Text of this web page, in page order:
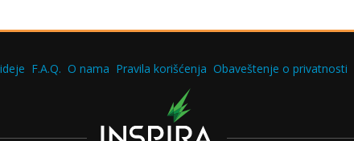
F.A.Q. O nama Pravila korišćenja Obaveštenje o privatnosti